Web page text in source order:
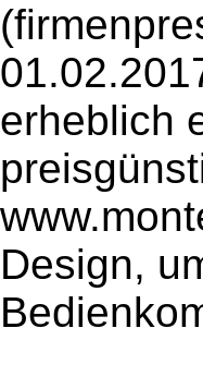
erheblich
Design,